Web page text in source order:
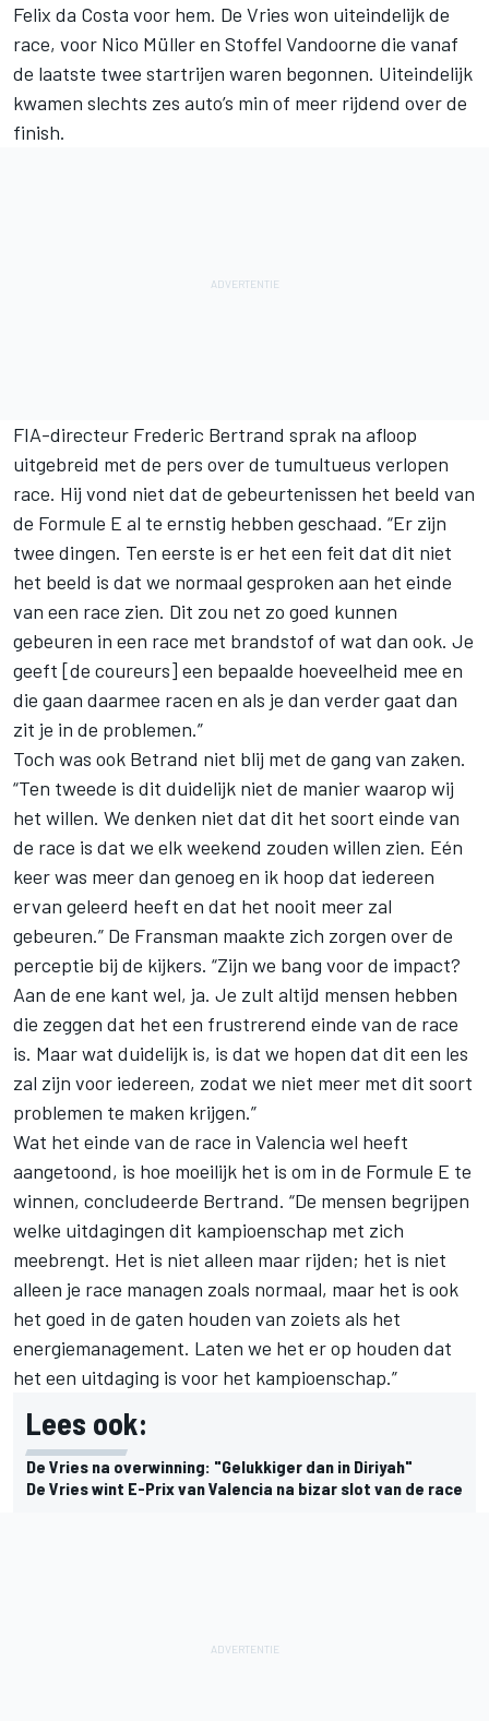
Felix da Costa voor hem. De Vries won uiteindelijk de
race, voor Nico Müller en Stoffel Vandoorne die vanaf
de laatste twee startrijen waren begonnen. Uiteindelijk
kwamen slechts zes auto’s min of meer rijdend over de
finish.
FIA-directeur Frederic Bertrand sprak na afloop
uitgebreid met de pers over de tumultueus verlopen
race. Hij vond niet dat de gebeurtenissen het beeld van
de Formule E al te ernstig hebben geschaad. “Er zijn
twee dingen. Ten eerste is er het een feit dat dit niet
het beeld is dat we normaal gesproken aan het einde
van een race zien. Dit zou net zo goed kunnen
gebeuren in een race met brandstof of wat dan ook. Je
geeft [de coureurs] een bepaalde hoeveelheid mee en
die gaan daarmee racen en als je dan verder gaat dan
zit je in de problemen.”
Toch was ook Betrand niet blij met de gang van zaken.
“Ten tweede is dit duidelijk niet de manier waarop wij
het willen. We denken niet dat dit het soort einde van
de race is dat we elk weekend zouden willen zien. Eén
keer was meer dan genoeg en ik hoop dat iedereen
ervan geleerd heeft en dat het nooit meer zal
gebeuren.” De Fransman maakte zich zorgen over de
perceptie bij de kijkers. “Zijn we bang voor de impact?
Aan de ene kant wel, ja. Je zult altijd mensen hebben
die zeggen dat het een frustrerend einde van de race
is. Maar wat duidelijk is, is dat we hopen dat dit een les
zal zijn voor iedereen, zodat we niet meer met dit soort
problemen te maken krijgen.”
Wat het einde van de race in Valencia wel heeft
aangetoond, is hoe moeilijk het is om in de Formule E te
winnen, concludeerde Bertrand. “De mensen begrijpen
welke uitdagingen dit kampioenschap met zich
meebrengt. Het is niet alleen maar rijden; het is niet
alleen je race managen zoals normaal, maar het is ook
het goed in de gaten houden van zoiets als het
energiemanagement. Laten we het er op houden dat
het een uitdaging is voor het kampioenschap.”
Lees ook:
De Vries na overwinning: "Gelukkiger dan in Diriyah"
De Vries wint E-Prix van Valencia na bizar slot van de race